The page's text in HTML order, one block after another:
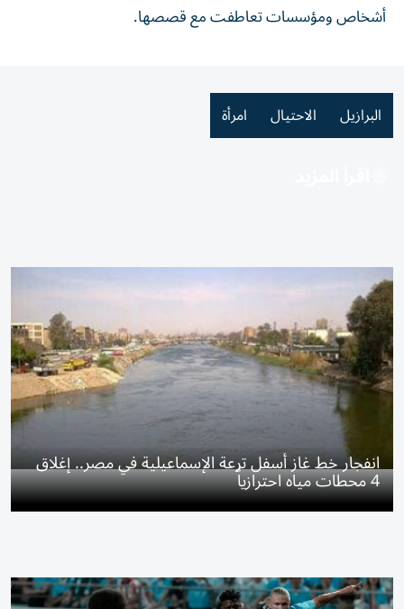
أشخاص ومؤسسات تعاطفت مع قصصها.
البرازيل الاحتيال امرأة
انفجار خط غاز أسفل ترعة الإسماعيلية في مصر.. إغلاق
4 محطات مياه احترازياً